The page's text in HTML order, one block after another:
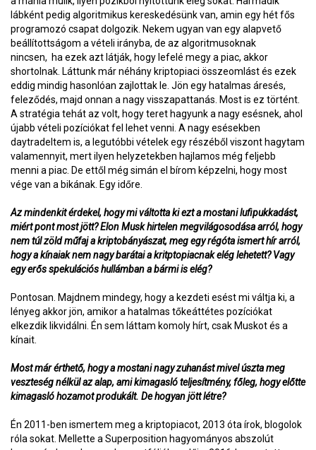
lábként pedig algoritmikus kereskedésünk van, amin egy hét fős
programozó csapat dolgozik. Nekem ugyan van egy alapvető
beállítottságom a vételi irányba, de az algoritmusoknak
nincsen, ha ezek azt látják, hogy lefelé megy a piac, akkor
shortolnak. Láttunk már néhány kriptopiaci összeomlást és ezek
eddig mindig hasonlóan zajlottak le. Jön egy hatalmas áresés,
feleződés, majd onnan a nagy visszapattanás. Most is ez történt.
A stratégia tehát az volt, hogy teret hagyunk a nagy esésnek, ahol
újabb vételi pozíciókat fel lehet venni. A nagy esésekben
daytradeltem is, a legutóbbi vételek egy részéből viszont hagytam
valamennyit, mert ilyen helyzetekben hajlamos még feljebb
menni a piac. De ettől még simán el bírom képzelni, hogy most
vége van a bikának. Egy időre.
Az mindenkit érdekel, hogy mi váltotta ki ezt a mostani lufipukkadást,
miért pont most jött? Elon Musk hirtelen megvilágosodása arról, hogy
nem túl zöld műfaj a kriptobányászat, meg egy régóta ismert hír arról,
hogy a kínaiak nem nagy barátai a kritptopiacnak elég lehetett? Vagy
egy erős spekulációs hullámban a bármi is elég?
Pontosan. Majdnem mindegy, hogy a kezdeti esést mi váltja ki, a
lényeg akkor jön, amikor a hatalmas tőkeáttétes pozíciókat
elkezdik likvidálni. Én sem láttam komoly hírt, csak Muskot és a
kínait.
Most már érthető, hogy a mostani nagy zuhanást mivel úszta meg
veszteség nélkül az alap, ami kimagasló teljesítmény, főleg, hogy előtte
kimagasló hozamot produkált. De hogyan jött létre?
Én 2011-ben ismertem meg a kriptopiacot, 2013 óta írok, blogolok
róla sokat. Mellette a Superposition hagyományos abszolút